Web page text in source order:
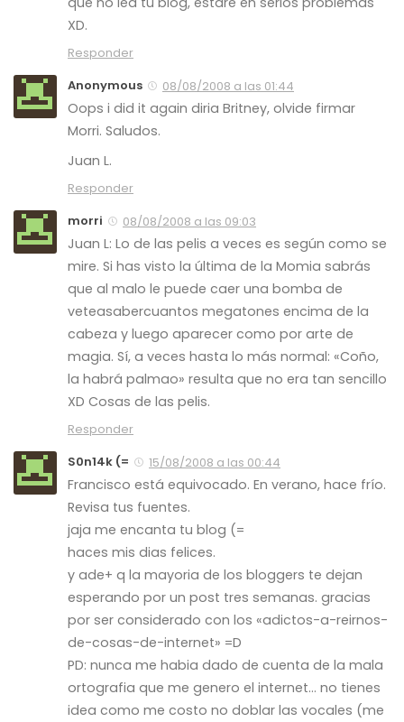
XD.
Responder
Anonymous
08/08/2008 a las 01:44
Oops i did it again diria Britney, olvide firmar
Morri. Saludos.
Juan L.
Responder
morri
08/08/2008 a las 09:03
Juan L: Lo de las pelis a veces es según como se
mire. Si has visto la última de la Momia sabrás
que al malo le puede caer una bomba de
veteasabercuantos megatones encima de la
cabeza y luego aparecer como por arte de
magia. Sí, a veces hasta lo más normal: «Coño,
la habrá palmao» resulta que no era tan sencillo
XD Cosas de las pelis.
Responder
S0n14k (=
15/08/2008 a las 00:44
Francisco está equivocado. En verano, hace frío.
Revisa tus fuentes.
jaja me encanta tu blog (=
haces mis dias felices.
y ade+ q la mayoria de los bloggers te dejan
esperando por un post tres semanas. gracias
por ser considerado con los «adictos-a-reirnos-
de-cosas-de-internet» =D
PD: nunca me habia dado de cuenta de la mala
ortografia que me genero el internet… no tienes
idea como me costo no doblar las vocales (me